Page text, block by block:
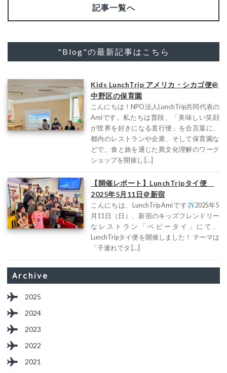
記事一覧へ
"Blog"の最新記事はこちら
Kids LunchTrip アメリカ・シカゴ便@
中野区の保育園
こんにちは！NPO法人LunchTrip共同代表の
Amiです。私たちは普段、「美味しい笑顔
が世界を好きになる直行便」を合言葉に、
都内のレストランや企業、そして保育園な
どで、食と旅を通じた異文化理解のワーク
ショップを開催し […]
【開催レポート】LunchTripタイ便
2025年5月11日＠新宿
こんにちは、LunchTrip Amiです
2025年5
月11日（日）、新宿のキッズフレンドリー
なレストラン「ベビータイ」にて、
LunchTripタイ便を開催しました！ テーマは
「子連れでタ […]
Archive
2025
2024
2023
2022
2021